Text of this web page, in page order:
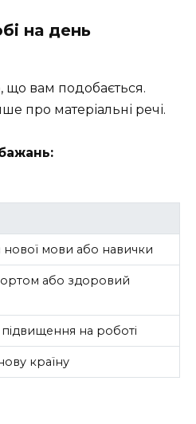
на день
вам подобається.
про матеріальні речі.
нової мови або навички
або здоровий
на роботі
країну